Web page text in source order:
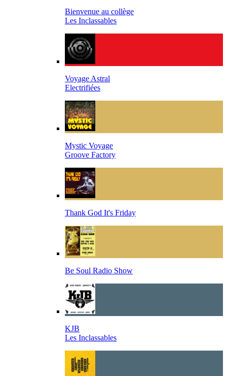
Bienvenue au collège
Les Inclassables
Voyage Astral
Electrifiées
Mystic Voyage
Groove Factory
Thank God It's Friday
Be Soul Radio Show
KJB
Les Inclassables